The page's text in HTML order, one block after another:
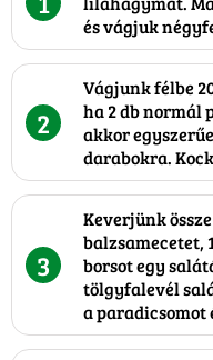
és vágjuk
2
Vágjunk félbe
ha 2 db normál
akkor
darabokra.
3
Keverjünk
balzsamecetet,
borsot egy
tölgyfalevél
a paradicsomot